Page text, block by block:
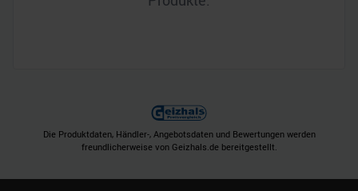
Die Produktdaten, Händler-, Angebotsdaten und Bewertungen werden
freundlicherweise von Geizhals.de bereitgestellt.